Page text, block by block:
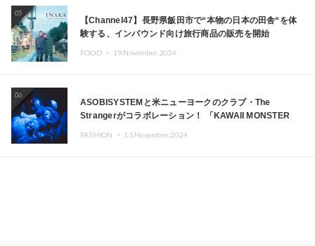
05
【Channel47】長野県飯田市で“本物の日本の田舎“を体
験する、インバウンド向け旅行商品の販売を開始
FOOD ・ 19.November.2024
06
ASOBISYSTEMと米ニューヨークのクラブ・The
Strangerがコラボレーション！ 「KAWAII MONSTER
FASHION ・ 15.November.2024